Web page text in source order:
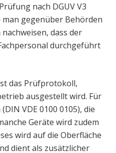
nach DGUV V3
man gegenüber Behörden
dass der
durchgeführt
das Prüfprotokoll,
ausgestellt wird. Für
VDE 0100 0105), die
Geräte wird zudem
wird auf die Oberfläche
dient als zusätzlicher